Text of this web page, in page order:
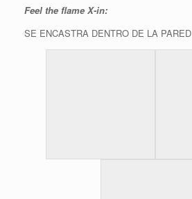
Feel the flame X-in:
SE ENCASTRA DENTRO DE LA PARED